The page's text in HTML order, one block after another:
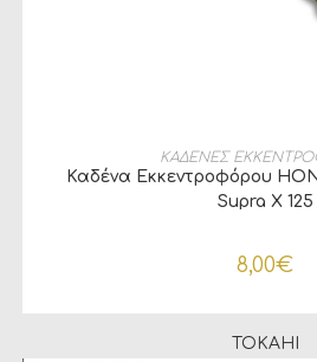
ΠΡΟΣΘΉΚΗ ΣΤΟ
ΚΑΔΕΝΕΣ
Καδένα Εκκεντροφόρου
Supra X 125
8,00€
TOKAHI